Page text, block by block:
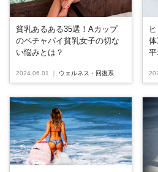
貧乳あるある35選！Aカップ
のペチャパイ貧乳女子の切な
い悩みとは？
2024.06.01 ウェルネス・回復系